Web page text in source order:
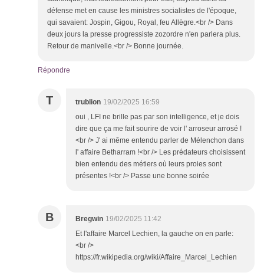
défense met en cause les ministres socialistes de l'époque,
qui savaient: Jospin, Gigou, Royal, feu Allègre.<br /> Dans
deux jours la presse progressiste zozordre n'en parlera plus.
Retour de manivelle.<br /> Bonne journée.
Répondre
T trublion 19/02/2025 16:59
oui , LFI ne brille pas par son intelligence, et je dois
dire que ça me fait sourire de voir l' arroseur arrosé !
<br /> J' ai même entendu parler de Mélenchon dans
l' affaire Betharram !<br /> Les prédateurs choisissent
bien entendu des métiers où leurs proies sont
présentes !<br /> Passe une bonne soirée
B Bregwin 19/02/2025 11:42
Et l'affaire Marcel Lechien, la gauche on en parle:
<br />
https://fr.wikipedia.org/wiki/Affaire_Marcel_Lechien